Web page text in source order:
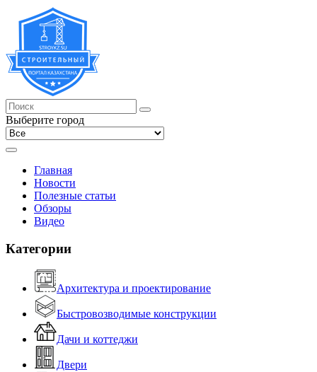
Выберите город
Главная
Новости
Полезные статьи
Обзоры
Видео
Категории
Архитектура и проектирование
Быстровозводимые конструкции
Дачи и коттеджи
Двери